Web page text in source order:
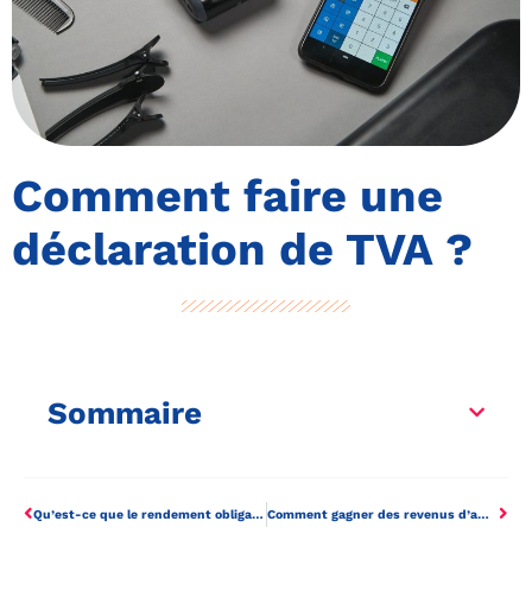
Comment faire une
déclaration de TVA ?
Sommaire
Qu’est-ce que le rendement obligataire ? Comment gagner des revenus d’affiliation passifs